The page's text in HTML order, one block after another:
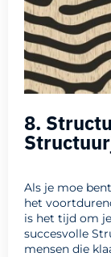
8.
Als je moe
het
is het tijd om
succesvolle
mensen die